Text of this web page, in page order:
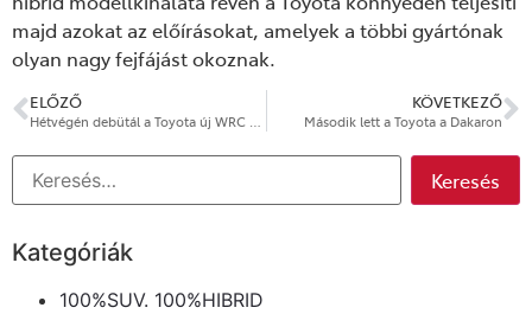
majd azokat az előírásokat, amelyek a többi gyártónak
olyan nagy fejfájást okoznak.
ELŐZŐ KÖVETKEZŐ
Második lett a Toyota a Dakaron
Kategóriák
100%SUV. 100%HIBRID